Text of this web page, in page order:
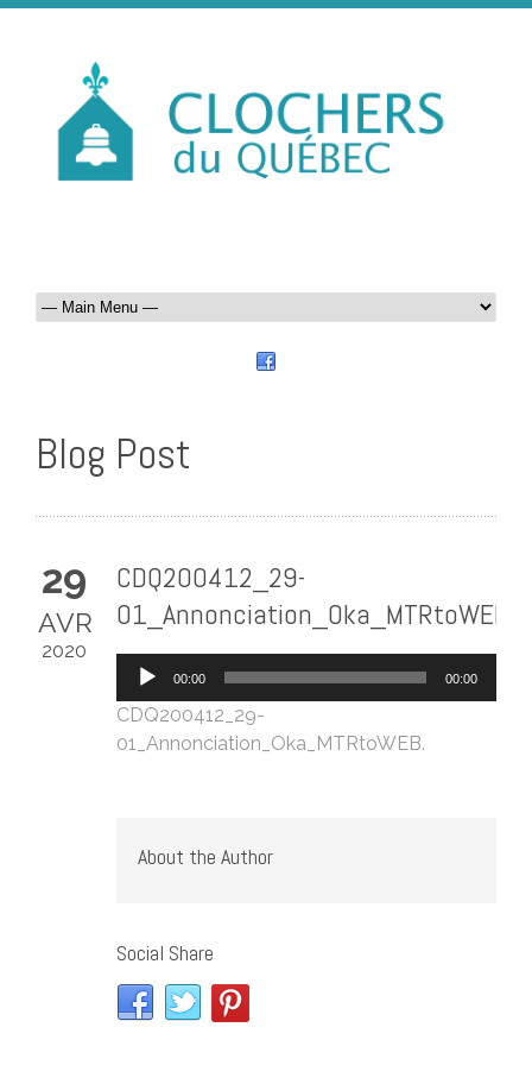
Blog Post
29
AVR
2020
CDQ200412_29-
01_Annonciation_Oka_MTRtoWEB
Lecteur
00:00 00:00
CDQ200412_29-
01_Annonciation_Oka_MTRtoWEB.
About the Author
Social Share